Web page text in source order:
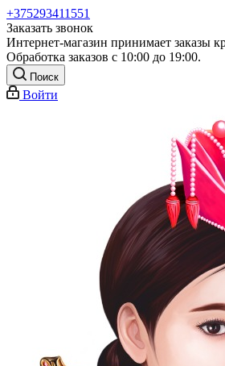
+375293411551
Заказать звонок
Интернет-магазин принимает заказы
Обработка заказов с 10:00 до 19:00.
Поиск
Войти